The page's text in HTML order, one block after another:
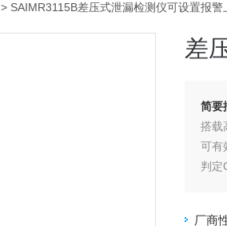
> SAIMR3115B差压式泄漏检测仪可设置报警
差
简要
搭载
可有
判定
厂商